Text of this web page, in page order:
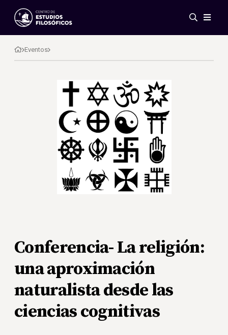
Eventos
Novedades
Investigación
Publicaciones
Acerca de nosotros
Eventos
Conferencia- La religión:
una aproximación
naturalista desde las
ciencias cognitivas